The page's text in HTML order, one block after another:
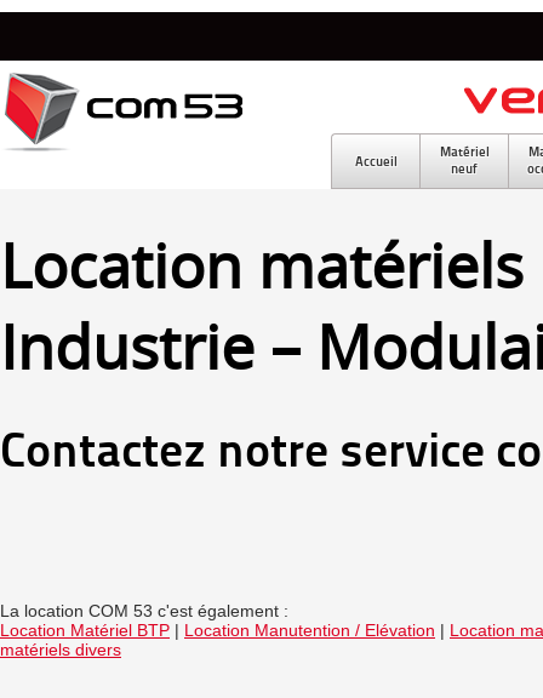
Location matériels
Industrie –
Contactez notre service
La location COM 53 c'est également :
Location Matériel BTP | Location Manutention / Elévation | Location
matériels divers
Accueil
Matériel
neuf